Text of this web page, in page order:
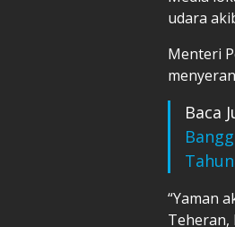
udara
Menteri
Baca
“Yaman
Teheran,